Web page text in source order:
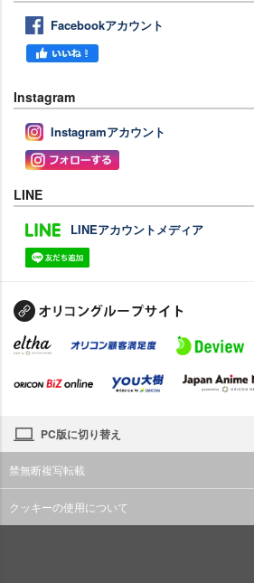
Facebookアカウント
Instagram
Instagramアカウント
LINE
LINEアカウントメディア
PC版に切り替え
禁無断複写転載
クッキーの使用について